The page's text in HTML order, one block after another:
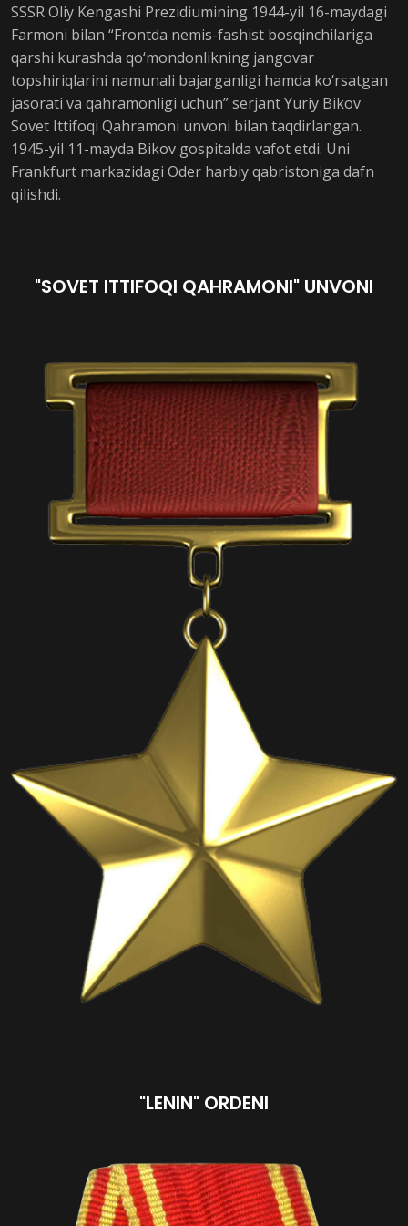
SSSR Oliy Kengashi Prezidiumining 1944-yil 16-maydagi
Farmoni bilan “Frontda nemis-fashist bosqinchilariga
qarshi kurashda qo‘mondonlikning jangovar
topshiriqlarini namunali bajarganligi hamda ko‘rsatgan
jasorati va qahramonligi uchun” serjant Yuriy Bikov
Sovet Ittifoqi Qahramoni unvoni bilan taqdirlangan.
1945-yil 11-mayda Bikov gospitalda vafot etdi. Uni
Frankfurt markazidagi Oder harbiy qabristoniga dafn
qilishdi.
"SOVET ITTIFOQI QAHRAMONI" UNVONI
"LENIN" ORDENI